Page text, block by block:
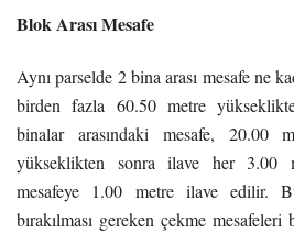
Blok Arası Mesafe
Aynı parselde 2 bina arası mesafe ne
birden fazla 60.50 metre
binalar arasındaki mesafe, 20.00
yükseklikten sonra ilave her 3.00
mesafeye 1.00 metre ilave edilir.
bırakılması gereken çekme